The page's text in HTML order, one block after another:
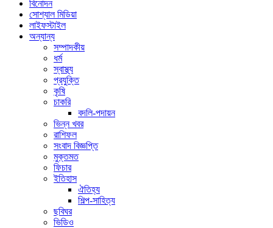
বিনোদন
সোশ্যাল মিডিয়া
লাইফস্টাইল
অন্যান্য
সম্পাদকীয়
ধর্ম
স্বাস্থ্য
প্রযুক্তি
কৃষি
চাকরি
বদলি-পদায়ন
ভিন্ন খবর
রাশিফল
সংবাদ বিজ্ঞপ্তি
মুক্তমত
ফিচার
ইতিহাস
ঐতিহ্য
শিল্প-সাহিত্য
ছবিঘর
ভিডিও